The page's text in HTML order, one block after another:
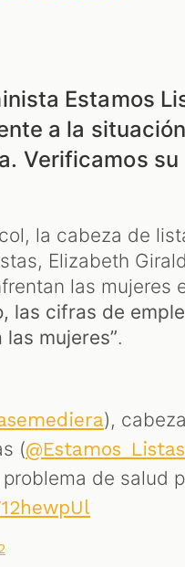
Estamos
a la
Verificamos su
la cabeza de
Elizabeth
las mujeres
las cifras de
mujeres”.
),
(@Estamos_Listas
de salud